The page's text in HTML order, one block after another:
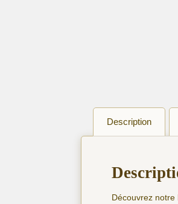
Description
Découvrez notre